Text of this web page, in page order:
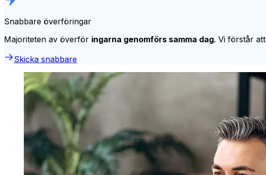
Snabbare överföringar
Majoriteten av överför ingarna genomförs samma dag. Vi förstår
Skicka snabbare